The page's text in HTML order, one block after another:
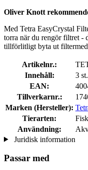
Oliver Knott
Med Tetra EasyCrystal
torra när du rengör filtret -
tillförlitligt byta ut
Artikelnr.:
Innehåll:
3 st.
EAN:
Tillverkarnr.:
Marken (Hersteller):
Tierarten:
Användning:
Juridisk information
Passar med